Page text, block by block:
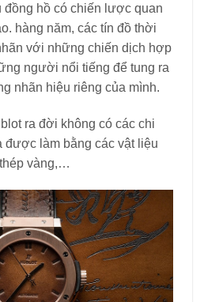
đồng hồ có chiến lược quan
hàng năm, các tín đồ thời
với những chiến dịch hợp
người nổi tiếng để tung ra
nhãn hiệu riêng của mình.
ra đời không có các chi
được làm bằng các vật liệu
vàng,…